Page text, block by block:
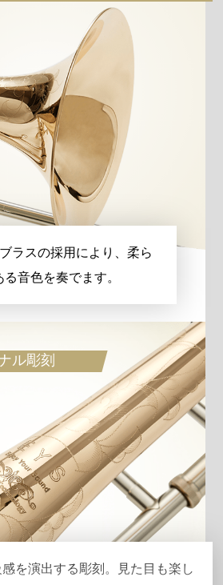
ラスの採用により、柔ら
音色を奏でます。
ル彫刻
を演出する彫刻。見た目も楽し